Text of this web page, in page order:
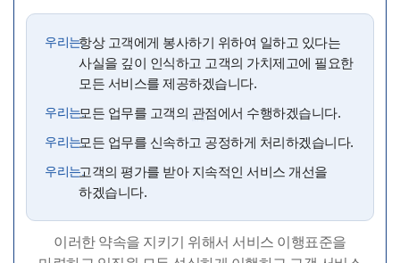
우리는.항상 고객에게 봉사하기 위하여 일하고 있다는
사실을 깊이 인식하고 고객의 가치제고에 필요한
모든 서비스를 제공하겠습니다.
우리는.모든 업무를 고객의 관점에서 수행하겠습니다.
우리는.모든 업무를 신속하고 공정하게 처리하겠습니다.
우리는.고객의 평가를 받아 지속적인 서비스 개선을
하겠습니다.
이러한 약속을 지키기 위해서 서비스 이행표준을